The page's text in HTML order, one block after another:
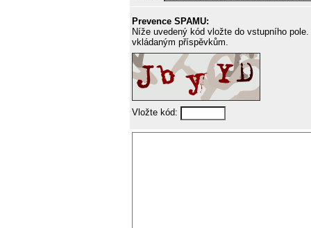
Prevence SPAMU:
Níže uvedený kód vložte do vstupního
vkládaným příspěvkům.
Vložte kód: